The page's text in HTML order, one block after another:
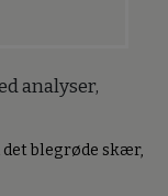
analyser,
blegrøde skær,